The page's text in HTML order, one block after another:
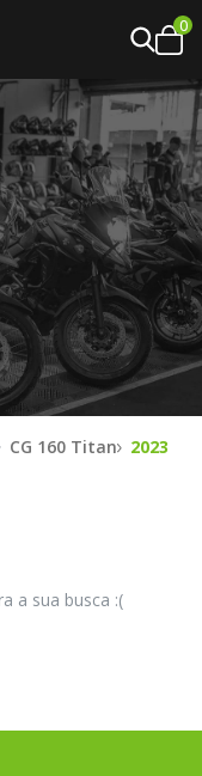
0
CG 160 Titan
2023
a sua busca :(